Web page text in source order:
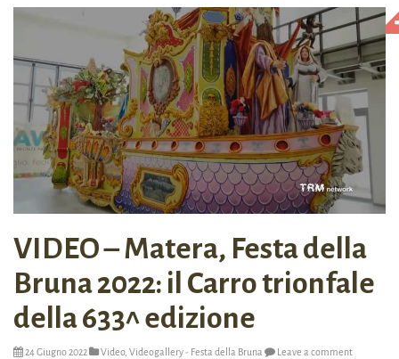
VIDEO – Matera, Festa della
Bruna 2022: il Carro trionfale
della 633^ edizione
24 Giugno 2022 Video, Videogallery - Festa della Bruna Leave a comment